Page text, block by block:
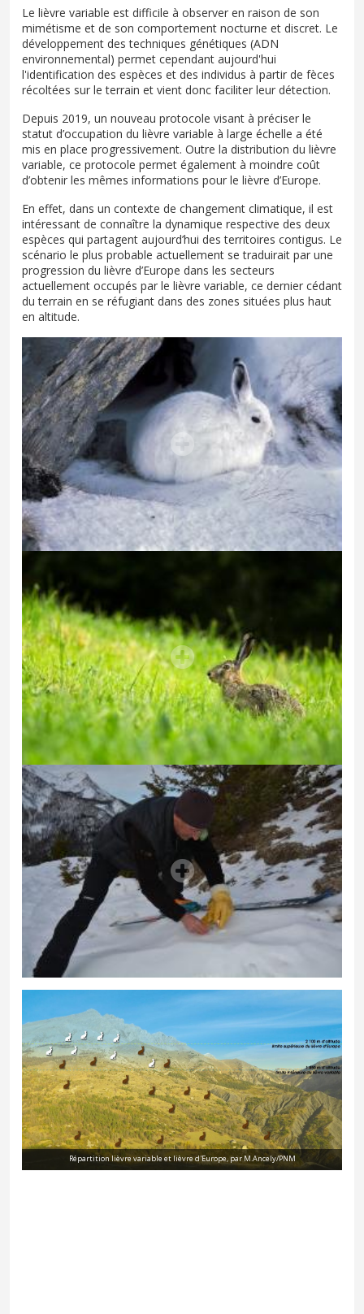
Le lièvre variable est difficile à observer en raison de son
mimétisme et de son comportement nocturne et discret. Le
développement des techniques génétiques (ADN
environnemental) permet cependant aujourd'hui
l'identification des espèces et des individus à partir de fèces
récoltées sur le terrain et vient donc faciliter leur détection.
Depuis 2019, un nouveau protocole visant à préciser le
statut d’occupation du lièvre variable à large échelle a été
mis en place progressivement. Outre la distribution du lièvre
variable, ce protocole permet également à moindre coût
d’obtenir les mêmes informations pour le lièvre d’Europe.
En effet, dans un contexte de changement climatique, il est
intéressant de connaître la dynamique respective des deux
espèces qui partagent aujourd’hui des territoires contigus. Le
scénario le plus probable actuellement se traduirait par une
progression du lièvre d’Europe dans les secteurs
actuellement occupés par le lièvre variable, ce dernier cédant
du terrain en se réfugiant dans des zones situées plus haut
en altitude.
Répartition lièvre variable et lièvre d'Europe, par M.Ancely/PNM